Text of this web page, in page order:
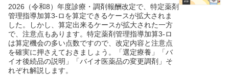
2026（令和8）年度診療・調剤報酬改定で、特定薬剤
管理指導加算3-ロを算定できるケースが拡大されま
した。しかし、算定出来るケースが拡大された一方
で、注意点もあります。特定薬剤管理指導加算3-ロ
は算定機会の多い点数ですので、改定内容と注意点
を確実に押さえておきましょう。「選定療養」「バ
イオ後続品の説明」「バイオ医薬品の変更調剤」そ
れぞれ解説します。